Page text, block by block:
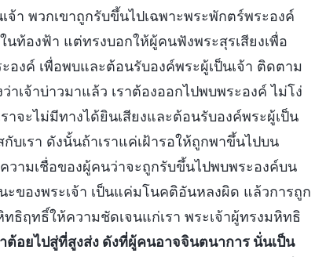
า พวกเขาถูกรับขึ้นไปเฉพาะพระพักตร์พระองค์
นท้องฟ้า แต่ทรงบอกให้ผู้คนฟังพระสุรเสียงเพื่อ
องค์ เพื่อพบและต้อนรับองค์พระผู้เป็นเจ้า ติดตาม
เจ้าบ่าวมาแล้ว เราต้องออกไปพบพระองค์ ไม่โง่
จะไม่มีทางได้ยินเสียงและต้อนรับองค์พระผู้เป็น
บเรา ดังนั้นถ้าเราแค่เฝ้ารอให้ถูกพาขึ้นไปบน
วามเชื่อของผู้คนว่าจะถูกรับขึ้นไปพบพระองค์บน
ของพระเจ้า เป็นแค่มโนคติอันหลงผิด แล้วการถูก
ธิฤทธิ์ให้ความชัดเจนแก่เรา พระเจ้าผู้ทรงมหิทธิ
ต้อยไปสู่ที่สูงส่ง ดังที่ผู้คนอาจจินตนาการ นั่นเป็น